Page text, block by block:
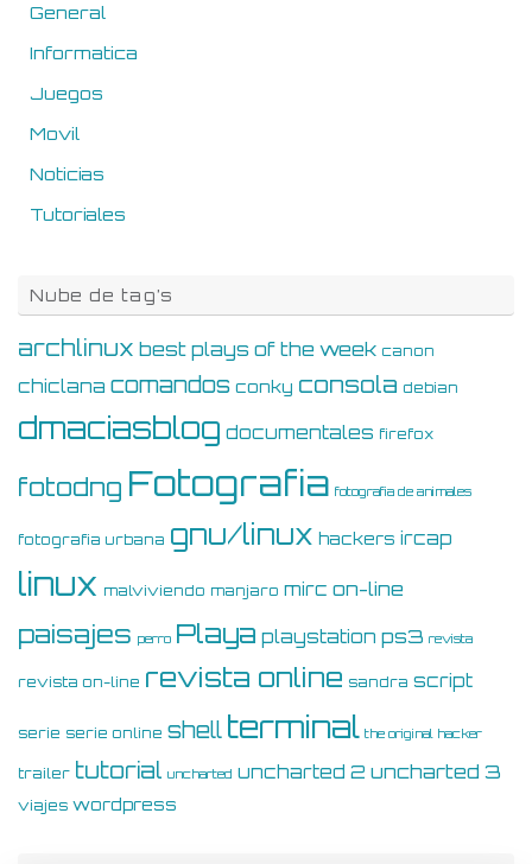
General
Informatica
Juegos
Movil
Noticias
Tutoriales
Nube de tag’s
archlinux best plays of the week canon
chiclana comandos conky consola debian
dmaciasblog documentales firefox
fotodng Fotografia fotografia de animales
fotografia urbana gnu/linux hackers ircap
linux malviviendo manjaro mirc on-line
paisajes perro Playa playstation ps3 revista
revista on-line revista online sandra script
serie serie online shell terminal the original hacker
trailer tutorial uncharted uncharted 2 uncharted 3
viajes wordpress